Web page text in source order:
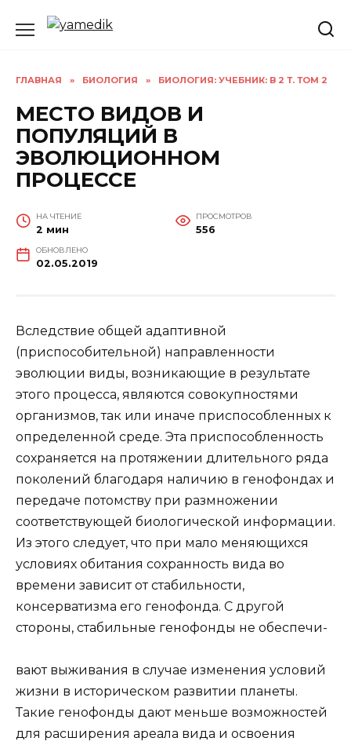
ГЛАВНАЯ » БИОЛОГИЯ » БИОЛОГИЯ: УЧЕБНИК: В 2 Т. ТОМ 2
МЕСТО ВИДОВ И
ПОПУЛЯЦИЙ В
ЭВОЛЮЦИОННОМ
ПРОЦЕССЕ
НА ЧТЕНИЕ
2 мин
ПРОСМОТРОВ
556
ОБНОВЛЕНО
02.05.2019
Вследствие общей адаптивной
(приспособительной) направленности
эволюции виды, возникающие в результате
этого процесса, являются совокупностями
организмов, так или иначе приспособленных к
определенной среде. Эта приспособленность
сохраняется на протяжении длительного ряда
поколений благодаря наличию в генофондах и
передаче потомству при размножении
соответствующей биологической информации.
Из этого следует, что при мало меняющихся
условиях обитания сохранность вида во
времени зависит от стабильности,
консерватизма его генофонда. С другой
стороны, стабильные генофонды не обеспечи-
вают выживания в случае изменения условий
жизни в историческом развитии планеты.
Такие генофонды дают меньше возможностей
для расширения ареала вида и освоения